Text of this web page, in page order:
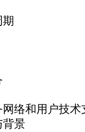
络和用户技术
景